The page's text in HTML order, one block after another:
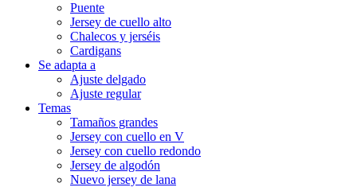
Puente
Jersey de cuello alto
Chalecos y jerséis
Cardigans
Se adapta a
Ajuste delgado
Ajuste regular
Temas
Tamaños grandes
Jersey con cuello en V
Jersey con cuello redondo
Jersey de algodón
Nuevo jersey de lana